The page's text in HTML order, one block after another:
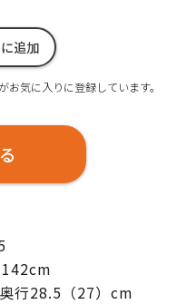
追加
お気に入りに登録しています。
行28.5（27）cm